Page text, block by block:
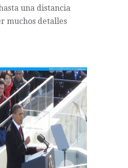
una distancia
muchos detalles